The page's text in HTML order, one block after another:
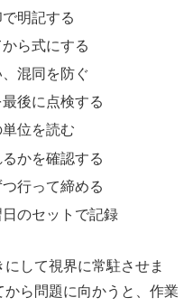
明記する
ら式にする
混同を防ぐ
後に点検する
位を読む
かを確認する
行って締める
のセットで記録
して視界に常駐させま
ら問題に向かうと、作業